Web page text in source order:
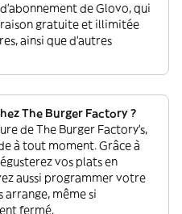
de Glovo, qui
gratuite et illimitée
ainsi que d’autres
The Burger Factory ?
de The Burger Factory’s,
à tout moment. Grâce à
vos plats en
aussi programmer votre
même si
fermé.